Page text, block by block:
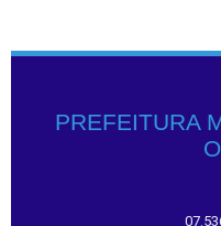
PREFEITURA